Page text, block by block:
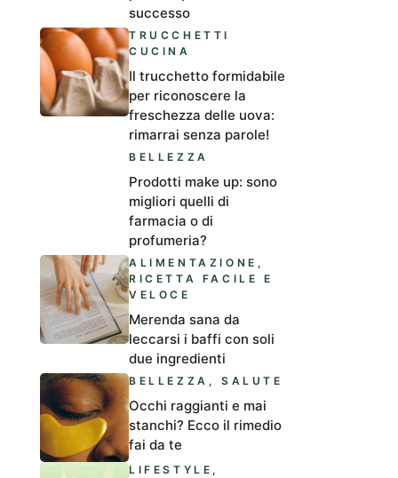
successo
TRUCCHETTI
CUCINA
Il trucchetto formidabile
per riconoscere la
freschezza delle uova:
rimarrai senza parole!
BELLEZZA
Prodotti make up: sono
migliori quelli di
farmacia o di
profumeria?
ALIMENTAZIONE ,
RICETTA FACILE E
VELOCE
Merenda sana da
leccarsi i baffi con soli
due ingredienti
BELLEZZA ,SALUTE
Occhi raggianti e mai
stanchi? Ecco il rimedio
fai da te
LIFESTYLE ,